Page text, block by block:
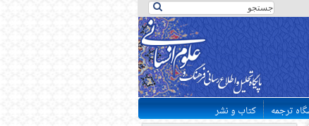
ترجمه کتاب و نشر